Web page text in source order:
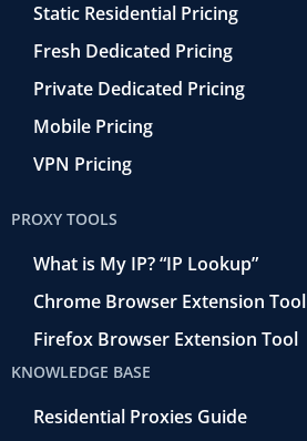
Static Residential Pricing
Fresh Dedicated Pricing
Private Dedicated Pricing
Mobile Pricing
VPN Pricing
PROXY TOOLS
What is My IP? “IP Lookup”
Chrome Browser Extension Tool
Firefox Browser Extension Tool
KNOWLEDGE BASE
Residential Proxies Guide